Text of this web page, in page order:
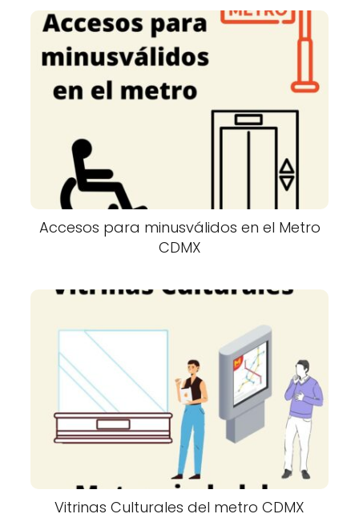
Accesos para minusválidos en el Metro
CDMX
Vitrinas Culturales del metro CDMX